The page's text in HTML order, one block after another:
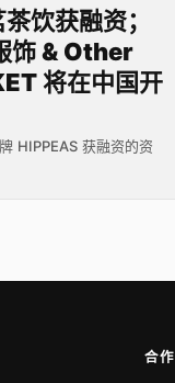
饮获融资；
饰 & Other
将在中国开
HIPPEAS 获融资的资
合作